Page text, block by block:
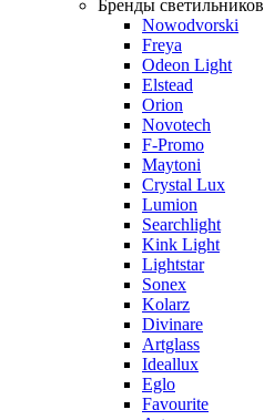
Бренды светильников
Nowodvorski
Freya
Odeon Light
Elstead
Orion
Novotech
F-Promo
Maytoni
Crystal Lux
Lumion
Searchlight
Kink Light
Lightstar
Sonex
Kolarz
Divinare
Artglass
Ideallux
Eglo
Favourite